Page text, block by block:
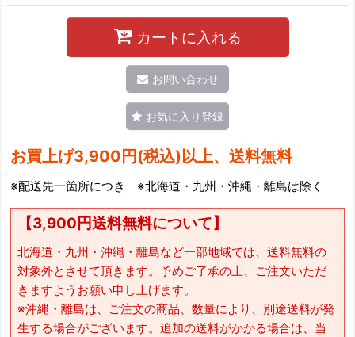
カートに入れる
お問い合わせ
お気に入り登録
お買上げ3,900円(税込)以上、送料無料
※配送先一箇所につき ※北海道・九州・沖縄・離島は除く
【3,900円送料無料について】
北海道・九州・沖縄・離島など一部地域では、送料無料の
対象外とさせて頂きます。予めご了承の上、ご注文いただ
きますようお願い申し上げます。
※沖縄・離島は、ご注文の商品、数量により、別途送料が発
生する場合がございます。追加の送料がかかる場合は、当